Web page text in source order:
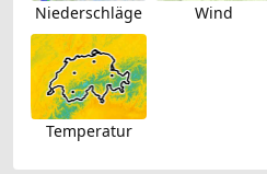
Niederschläge Wind
Temperatur